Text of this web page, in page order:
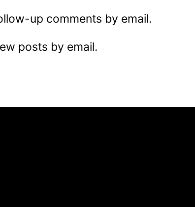
up comments by email.
posts by email.